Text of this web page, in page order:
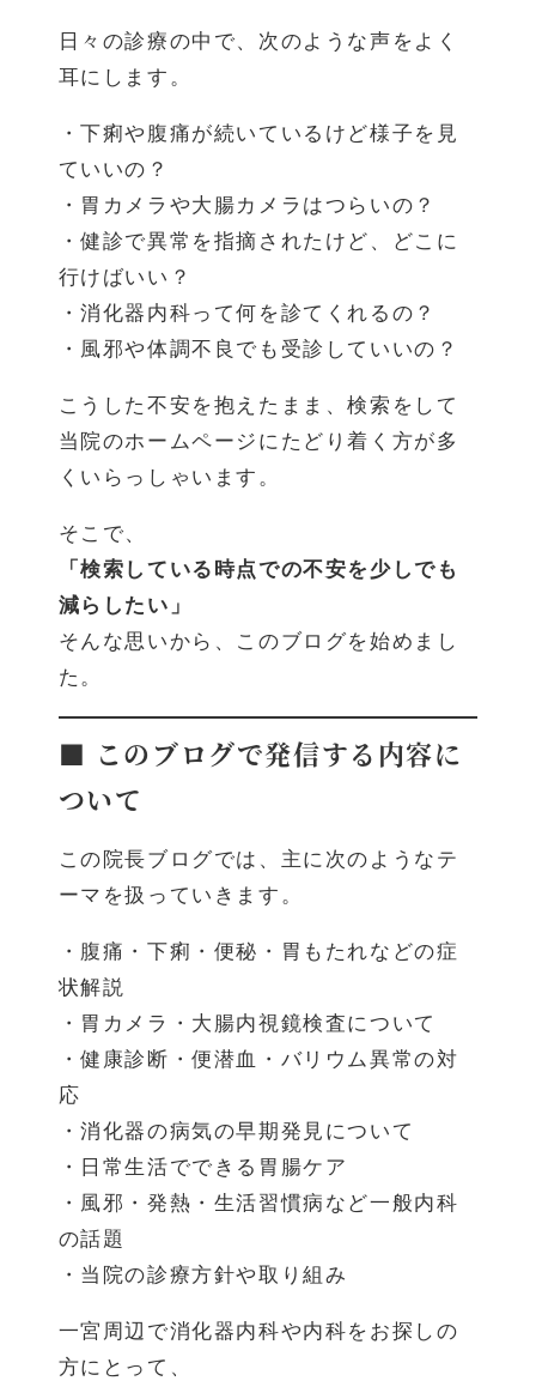
日々の診療の中で、次のような声をよく
耳にします。
・下痢や腹痛が続いているけど様子を見
ていいの？
・胃カメラや大腸カメラはつらいの？
・健診で異常を指摘されたけど、どこに
行けばいい？
・消化器内科って何を診てくれるの？
・風邪や体調不良でも受診していいの？
こうした不安を抱えたまま、検索をして
当院のホームページにたどり着く方が多
くいらっしゃいます。
そこで、
「検索している時点での不安を少しでも
減らしたい」
そんな思いから、このブログを始めまし
た。
■ このブログで発信する内容に
ついて
この院長ブログでは、主に次のようなテ
ーマを扱っていきます。
・腹痛・下痢・便秘・胃もたれなどの症
状解説
・胃カメラ・大腸内視鏡検査について
・健康診断・便潜血・バリウム異常の対
応
・消化器の病気の早期発見について
・日常生活でできる胃腸ケア
・風邪・発熱・生活習慣病など一般内科
の話題
・当院の診療方針や取り組み
一宮周辺で消化器内科や内科をお探しの
方にとって、